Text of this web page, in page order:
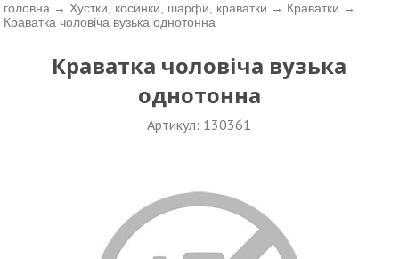
головна → Хустки, косинки, шарфи, краватки → Краватки →
Краватка чоловіча вузька однотонна
Краватка чоловіча вузька
однотонна
Артикул: 130361